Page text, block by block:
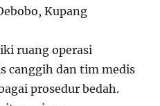
Kupang
ruang operasi
canggih dan tim medis
prosedur bedah.